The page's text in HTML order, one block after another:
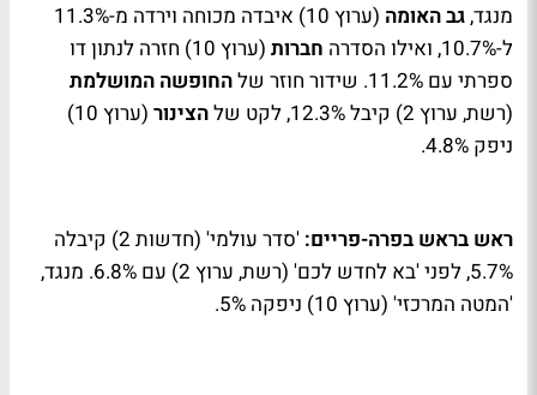
מנגד,גב האומה
(ערוץ 10) איבדה מכוחה וירדה מ-11.3%
ל-10.7%, ואילו הסדרה
חברות
(ערוץ 10) חזרה לנתון דו
ספרתי עם 11.2%. שידור חוזר של
החופשה המושלמת
(רשת, ערוץ 2) קיבל 12.3%, לקט של
הצינור
(ערוץ 10)
ניפק 4.8%.
ראש בראש בפרה-פריים:
'סדר עולמי' (חדשות 2) קיבלה
5.7%, לפני 'בא לחדש לכם' (רשת, ערוץ 2) עם 6.8%. מנגד,
'המטה המרכזי' (ערוץ 10) ניפקה 5%.